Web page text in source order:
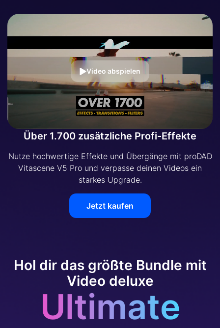
Video abspielen
Über 1.700 zusätzliche Profi-Effekte
Nutze hochwertige Effekte und Übergänge mit proDAD
Vitascene V5 Pro und verpasse deinen Videos ein
starkes Upgrade.
Jetzt kaufen
Hol dir das größte Bundle mit
Video deluxe
Ultimate